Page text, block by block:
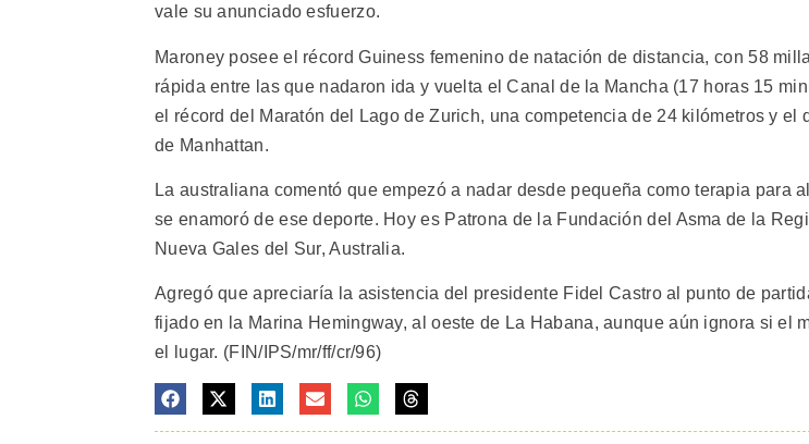
vale su anunciado esfuerzo.
Maroney posee el récord Guiness femenino de natación de distancia, con 58
rápida entre las que nadaron ida y vuelta el Canal de la Mancha (17 horas 15
el récord del Maratón del Lago de Zurich, una competencia de 24 kilómetros y el
de Manhattan.
La australiana comentó que empezó a nadar desde pequeña como terapia para
se enamoró de ese deporte. Hoy es Patrona de la Fundación del Asma de la
Nueva Gales del Sur, Australia.
Agregó que apreciaría la asistencia del presidente Fidel Castro al punto de
fijado en la Marina Hemingway, al oeste de La Habana, aunque aún ignora si el
el lugar. (FIN/IPS/mr/ff/cr/96)